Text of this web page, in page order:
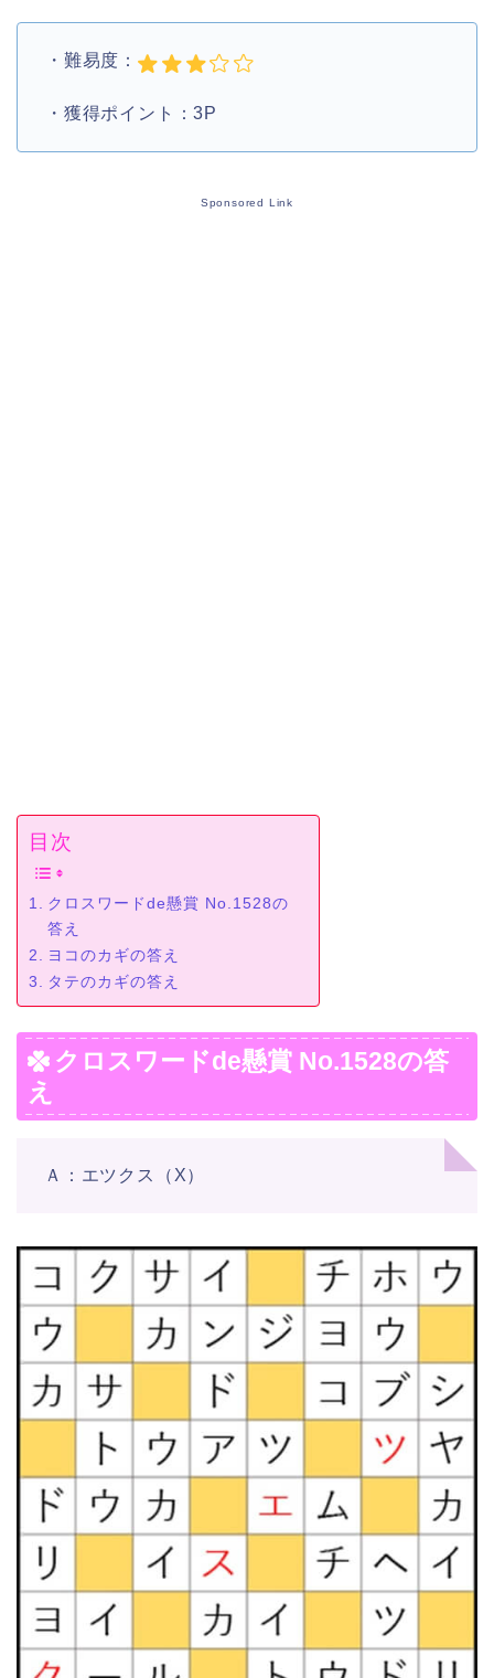
・難易度：
・獲得ポイント：3P
Sponsored Link
目次
クロスワードde懸賞 No.1528の
答え
ヨコのカギの答え
タテのカギの答え
クロスワードde懸賞 No.1528の答
え
Ａ：エツクス（X）